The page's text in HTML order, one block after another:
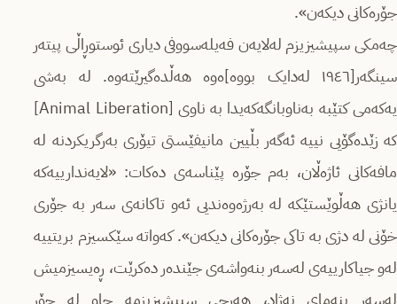
جۆرەکانی دیکەن».
چەمکی سپیشیزیزم لەلایەن فەیلەسووفی دیاری ئوستوڕاڵی پیتەر
سینگەر[١٩٤٦ لەدایک بووە]ەوە هەڵدەگیرێتەوە. لە بەشی
یەکەمی کتێبە بەناوبانگەکەیدا بە ناوی [Animal Liberation]
کە زێدەگۆیی نییە ئەگەر بڵیین مانیفێستی تیۆری بەرگریکردنە لە
مافەکانی ئاژەڵان، بەم جۆرە پێناسەی دەکات: «لایەندارییەکە
یانژی هەڵوێستێکە لە بەرژەوەندیی ئەو تاکانەی سەر بە جۆری
خۆنی لە دژی بە تاکی جۆرەکانی دیکەن». کەواتە سێکسیزم بریتییە
لەو جیاکارییەی لەسەر بنەواشەی جێندەر دەکرێت، ڕەیسیزمیش